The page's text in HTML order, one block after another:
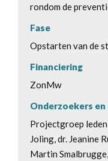
rondom de
Fase
Opstarten van de
Financiering
ZonMw
Onderzoekers
Projectgroep
Joling, dr. Jeanine
Martin